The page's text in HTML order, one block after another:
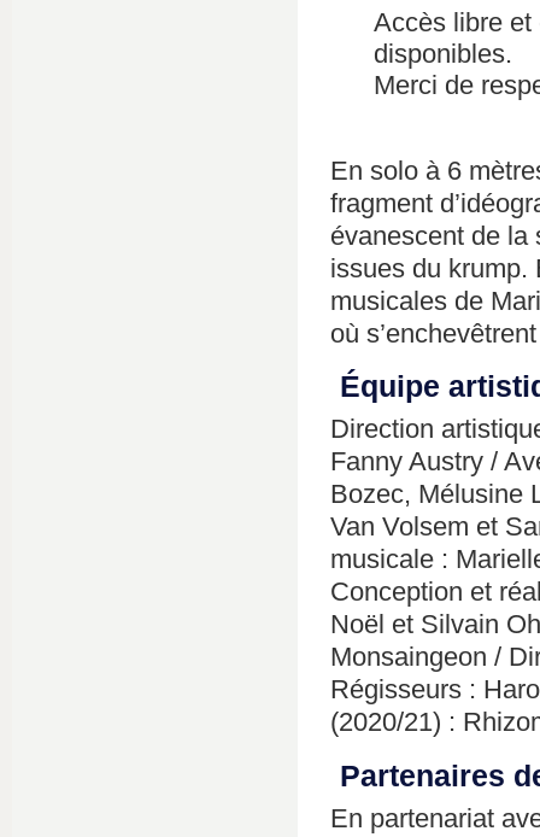
Accès libre et
disponibles.
Merci de
En solo à 6
fragment
évanescent de la
issues du krump.
musicales de
où
Équipe
Direction
Fanny Austry /
Bozec, Mélusine
Van Volsem et
musicale :
Conception et
Noël et Silvain
Monsaingeon /
Régisseurs :
(2020/21) :
Partenaires
En partenariat